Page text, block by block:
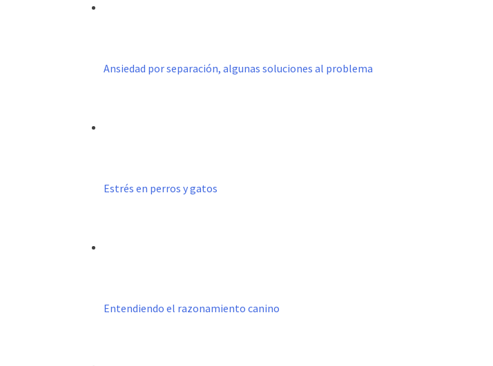
Ansiedad por separación, algunas soluciones al problema
Estrés en perros y gatos
Entendiendo el razonamiento canino